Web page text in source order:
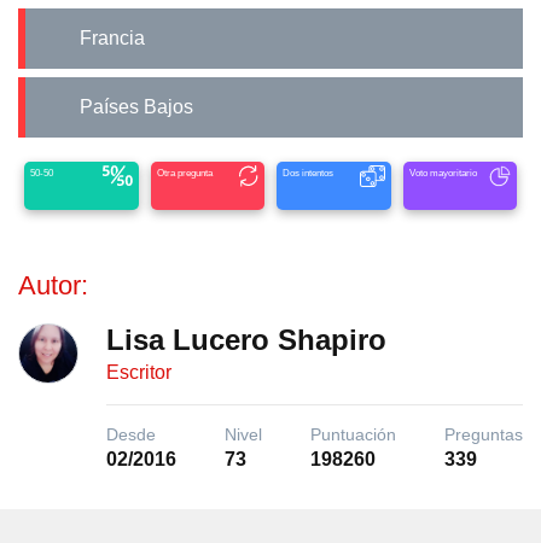
Francia
Países Bajos
50-50 Otra pregunta Dos intentos Voto mayoritario
Autor:
Lisa Lucero Shapiro
Escritor
Desde
02/2016
Nivel
73
Puntuación
198260
Preguntas
339